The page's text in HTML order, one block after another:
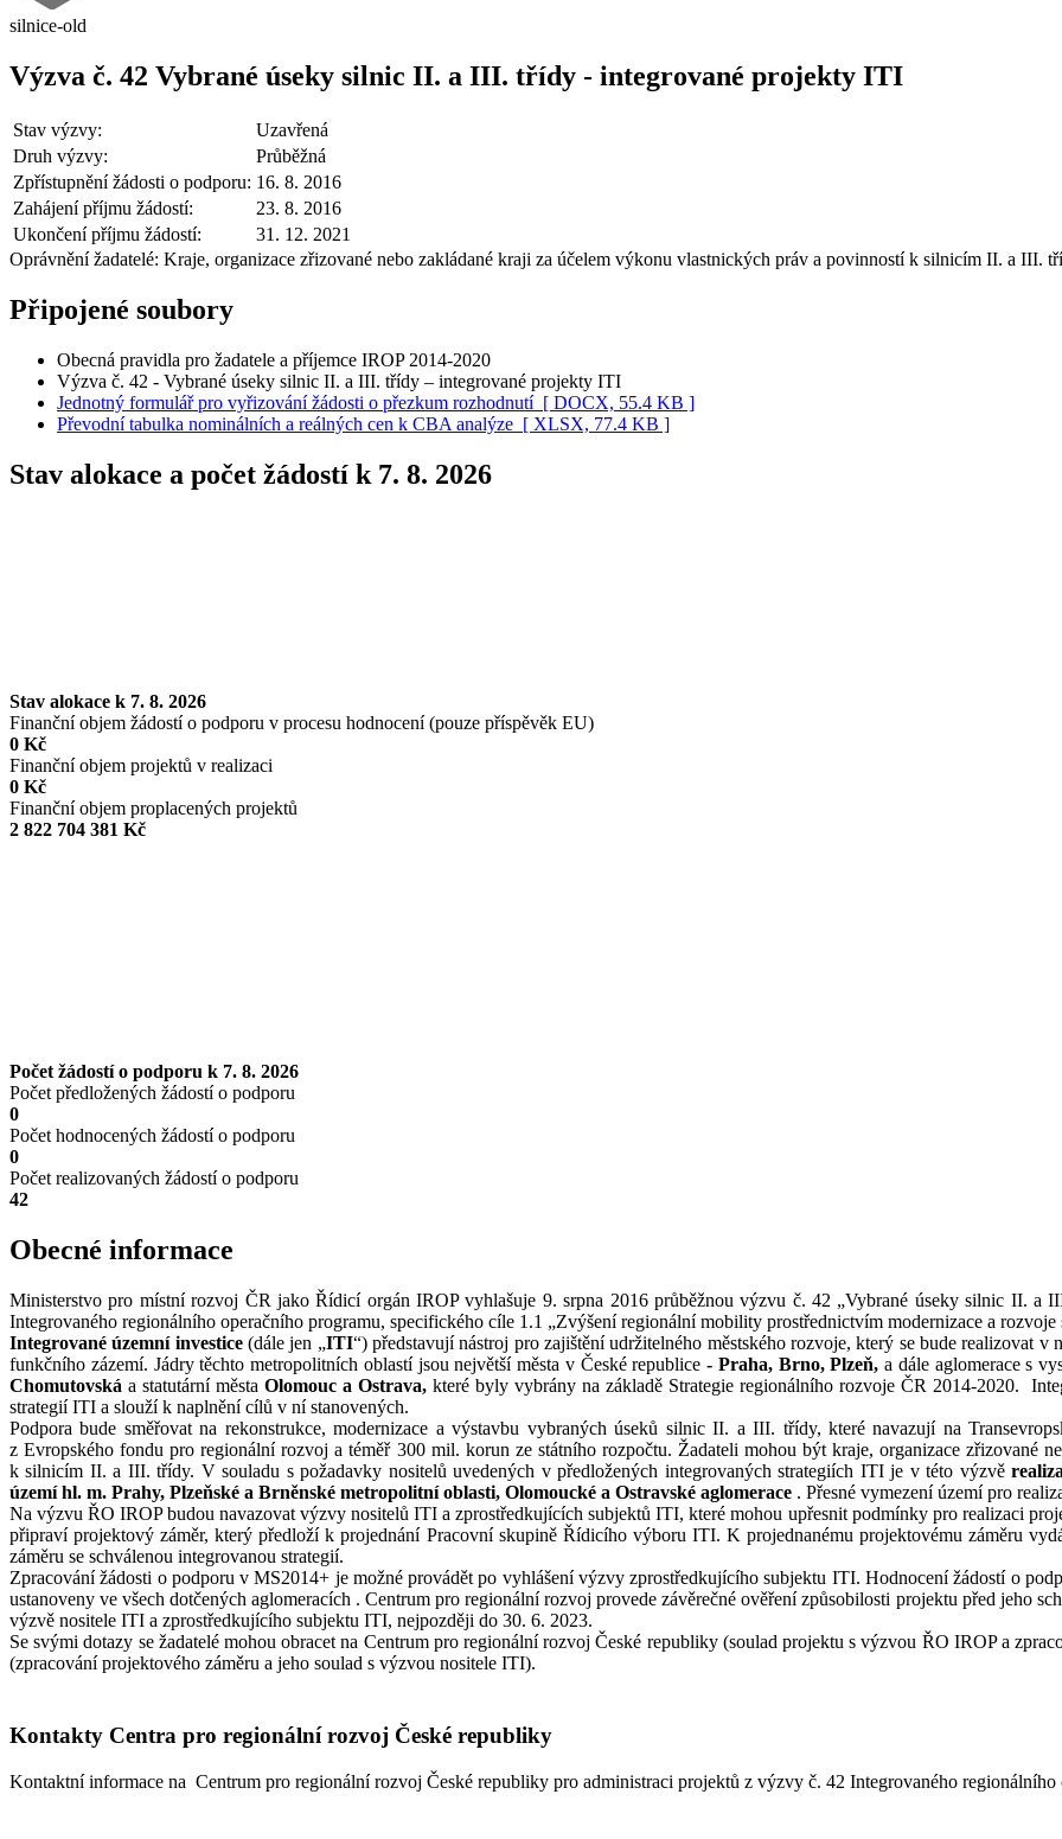
silnice-old
Výzva č. 42 Vybrané úseky silnic II. a III. třídy - integrované projekty ITI
Stav výzvy:
Uzavřená
Druh výzvy:
Průběžná
Zpřístupnění žádosti o podporu: 16. 8. 2016
Zahájení příjmu žádostí:
23. 8. 2016
Ukončení příjmu žádostí:
31. 12. 2021
Oprávnění žadatelé: Kraje, organizace zřizované nebo zakládané kraji za účelem výkonu vlastnických práv a povinností k silnicím II. a III.
Připojené soubory
Obecná pravidla pro žadatele a příjemce IROP 2014-2020
Výzva č. 42 - Vybrané úseky silnic II. a III. třídy – integrované projekty ITI
Jednotný formulář pro vyřizování žádosti o přezkum rozhodnutí [ DOCX, 55.4 KB ]
Převodní tabulka nominálních a reálných cen k CBA analýze [ XLSX, 77.4 KB ]
Stav alokace a počet žádostí k 7. 8. 2026
Stav alokace k 7. 8. 2026
Finanční objem žádostí o podporu v procesu hodnocení (pouze příspěvěk EU)
0 Kč
Finanční objem projektů v realizaci
0 Kč
Finanční objem proplacených projektů
2 822 704 381 Kč
Počet žádostí o podporu k 7. 8. 2026
Počet předložených žádostí o podporu
0
Počet hodnocených žádostí o podporu
0
Počet realizovaných žádostí o podporu
42
Obecné informace
Ministerstvo pro místní rozvoj ČR jako Řídicí orgán IROP vyhlašuje 9. srpna 2016 průběžnou výzvu č. 42 „Vybrané úseky silnic II.
Integrovaného regionálního operačního programu, specifického cíle 1.1 „Zvýšení regionální mobility prostřednictvím modernizace a
Integrované územní investice (dále jen „ITI“) představují nástroj pro zajištění udržitelného městského rozvoje, který se bude realizovat
funkčního zázemí. Jádry těchto metropolitních oblastí jsou největší města v České republice - Praha, Brno, Plzeň,a dále aglomerace s
Chomutovská a statutární města Olomouc a Ostrava, které byly vybrány na základě Strategie regionálního rozvoje ČR 2014-2020.
strategií ITI a slouží k naplnění cílů v ní stanovených.
Podpora bude směřovat na rekonstrukce, modernizace a výstavbu vybraných úseků silnic II. a III. třídy, které navazují na
z Evropského fondu pro regionální rozvoj a téměř 300 mil. korun ze státního rozpočtu. Žadateli mohou být kraje, organizace zřizované
k silnicím II. a III. třídy. V souladu s požadavky nositelů uvedených v předložených integrovaných strategiích ITI je v této výzvě
území hl. m. Prahy, Plzeňské a Brněnské metropolitní oblasti, Olomoucké a Ostravské aglomerace . Přesné vymezení území pro
Na výzvu ŘO IROP budou navazovat výzvy nositelů ITI a zprostředkujících subjektů ITI, které mohou upřesnit podmínky pro realizaci
připraví projektový záměr, který předloží k projednání Pracovní skupině Řídicího výboru ITI. K projednanému projektovému záměru
záměru se schválenou integrovanou strategií.
Zpracování žádosti o podporu v MS2014+ je možné provádět po vyhlášení výzvy zprostředkujícího subjektu ITI. Hodnocení žádostí o
ustanoveny ve všech dotčených aglomeracích . Centrum pro regionální rozvoj provede závěrečné ověření způsobilosti projektu před jeho
výzvě nositele ITI a zprostředkujícího subjektu ITI, nejpozději do 30. 6. 2023.
Se svými dotazy se žadatelé mohou obracet na Centrum pro regionální rozvoj České republiky (soulad projektu s výzvou ŘO IROP a
(zpracování projektového záměru a jeho soulad s výzvou nositele ITI).
Kontakty Centra pro regionální rozvoj České republiky
Kontaktní informace na Centrum pro regionální rozvoj České republiky pro administraci projektů z výzvy č. 42 Integrovaného regionálního